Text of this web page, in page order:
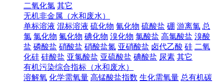
二氧化氯 其它
无机非金属（水和废水）
单标溶液 混标溶液 硫化物 氰化物 硫酸盐 硼 游离氯 总
氯 氯化物 氟化物 碘化物 溴化物 氯酸盐 高氯酸盐 溴酸
盐 磷酸盐 硝酸盐 硝酸盐氮 亚硝酸盐 卤代乙酸 硅 二氧
化硅 硅酸盐 亚氯酸盐 亚硫酸盐 碘酸盐 尿素 其它
有机污染综合指标（水和废水）
溶解氧 化学需氧量 高锰酸盐指数 生化需氧量 总有机碳